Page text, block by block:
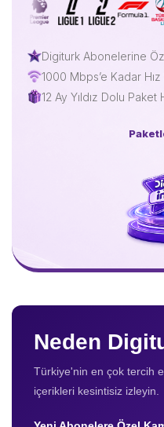
Digiturk Abonelerine
1000 Mbps’e Kadar
12 Ay Yıldız Dolu Paket
Neden
Türkiye'nin en çok tercih
içerikleri kesintisiz izleyin.